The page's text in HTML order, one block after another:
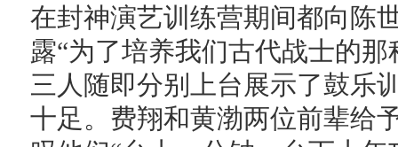
在封神演艺训练营期间都向陈
露“为了培养我们古代战士的
三人随即分别上台展示了鼓乐
十足。费翔和黄渤两位前辈给